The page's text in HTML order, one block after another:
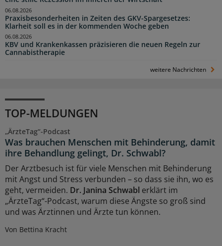
Praxisbesonderheiten in Zeiten des GKV-Spargesetzes:
Klarheit soll es in der kommenden Woche geben
06.08.2026
KBV und Krankenkassen präzisieren die neuen Regeln zur
Cannabistherapie
06.08.2026
weitere Nachrichten
TOP-MELDUNGEN
„ÄrzteTag“-Podcast
Was brauchen Menschen mit Behinderung, damit
ihre Behandlung gelingt, Dr. Schwabl?
Der Arztbesuch ist für viele Menschen mit Behinderung
mit Angst und Stress verbunden – so dass sie ihn, wo es
geht, vermeiden. Dr. Janina Schwabl erklärt im
„ÄrzteTag“-Podcast, warum diese Ängste so groß sind
und was Ärztinnen und Ärzte tun können.
Von Bettina Kracht